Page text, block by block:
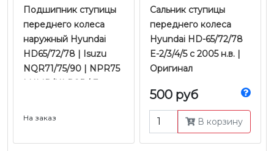
​​​​​​​Подшипник ступицы
переднего колеса
наружный Hyundai
HD65/72/78 | Isuzu
NQR71/75/90 | NPR75
| NMR/NLR85 / Fuso
На заказ
Сальник ступицы
переднего колеса
Hyundai HD-65/72/78
E-2/3/4/5 с 2005 н.в. |
Оригинал
500 руб
В корзину